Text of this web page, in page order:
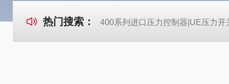
热门搜索： 400系列进口压力控制器|UE压力开